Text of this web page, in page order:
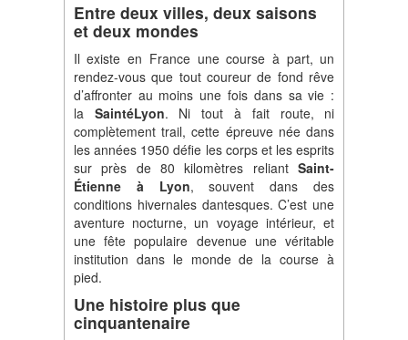
Parcours & Courses
Entre deux villes, deux saisons
et deux mondes
Il existe en France une course à part, un
rendez-vous que tout coureur de fond rêve
d’affronter au moins une fois dans sa vie :
la SaintéLyon. Ni tout à fait route, ni
complètement trail, cette épreuve née dans
les années 1950 défie les corps et les esprits
sur près de 80 kilomètres reliantSaint-
Étienne à Lyon, souvent dans des
conditions hivernales dantesques. C’est une
aventure nocturne, un voyage intérieur, et
une fête populaire devenue une véritable
institution dans le monde de la course à
pied.
Une histoire plus que
cinquantenaire